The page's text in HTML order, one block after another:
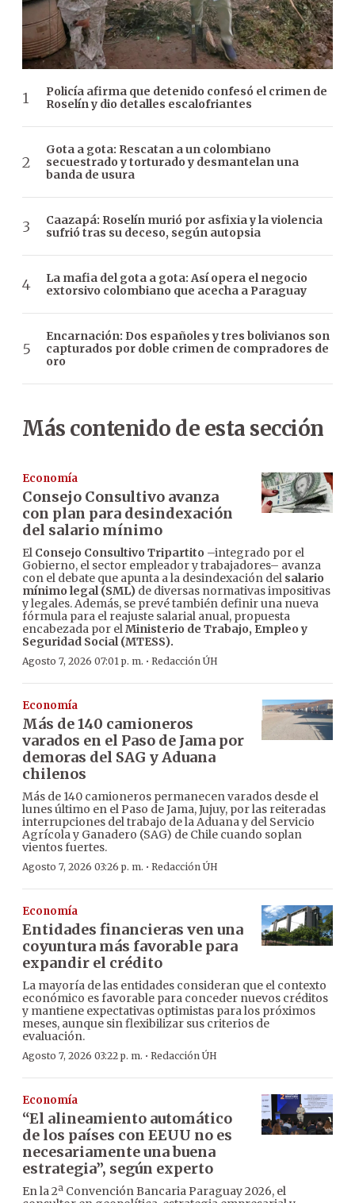
Policía afirma que detenido confesó el crimen de
Roselín y dio detalles escalofriantes
Gota a gota: Rescatan a un colombiano
secuestrado y torturado y desmantelan una
banda de usura
Caazapá: Roselín murió por asfixia y la violencia
sufrió tras su deceso, según autopsia
La mafia del gota a gota: Así opera el negocio
extorsivo colombiano que acecha a Paraguay
Encarnación: Dos españoles y tres bolivianos son
capturados por doble crimen de compradores de
oro
Más contenido de esta sección
Economía
Consejo Consultivo avanza
con plan para desindexación
del salario mínimo
El Consejo Consultivo Tripartito –integrado por el
Gobierno, el sector empleador y trabajadores– avanza
con el debate que apunta a la desindexación del salario
mínimo legal (SML) de diversas normativas impositivas
y legales. Además, se prevé también definir una nueva
fórmula para el reajuste salarial anual, propuesta
encabezada por elMinisterio de Trabajo, Empleo y
Seguridad Social (MTESS).
Agosto 7, 2026 07:01 p. m. · Redacción ÚH
Economía
Más de 140 camioneros
varados en el Paso de Jama por
demoras del SAG y Aduana
chilenos
Más de 140 camioneros permanecen varados desde el
lunes último en el Paso de Jama, Jujuy, por las reiteradas
interrupciones del trabajo de la Aduana y del Servicio
Agrícola y Ganadero (SAG) de Chile cuando soplan
vientos fuertes.
Agosto 7, 2026 03:26 p. m. · Redacción ÚH
Economía
Entidades financieras ven una
coyuntura más favorable para
expandir el crédito
La mayoría de las entidades consideran que el contexto
económico es favorable para conceder nuevos créditos
y mantiene expectativas optimistas para los próximos
meses, aunque sin flexibilizar sus criterios de
evaluación.
Agosto 7, 2026 03:22 p. m. · Redacción ÚH
Economía
“El alineamiento automático
de los países con EEUU no es
necesariamente una buena
estrategia”, según experto
En la 2ª Convención Bancaria Paraguay 2026, el